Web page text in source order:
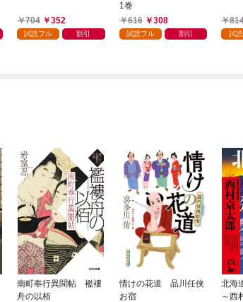
704 352
試読フル 割引
1巻
616
308
試読フル 割引 試
南町奉行異聞帖 襤褸
舟の以栢
情けの花道 品川任侠
お宿
北海
～西